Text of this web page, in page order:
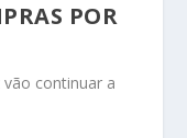
POR
continuar a